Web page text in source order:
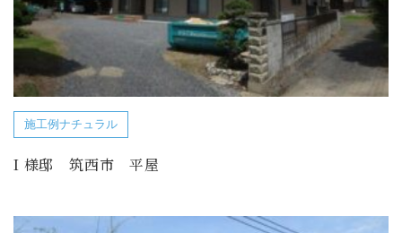
施工例ナチュラル
I 様邸 筑西市 平屋